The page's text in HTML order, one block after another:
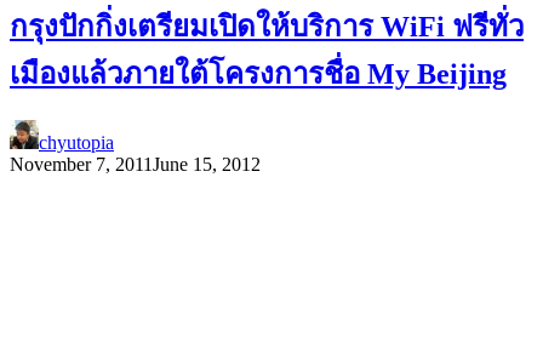
กรุงปักกิ่งเตรียมเปิดให้บริการ WiFi ฟรีทั่ว
เมืองแล้วภายใต้โครงการชื่อ My Beijing
chyutopia
November 7, 2011June 15, 2012